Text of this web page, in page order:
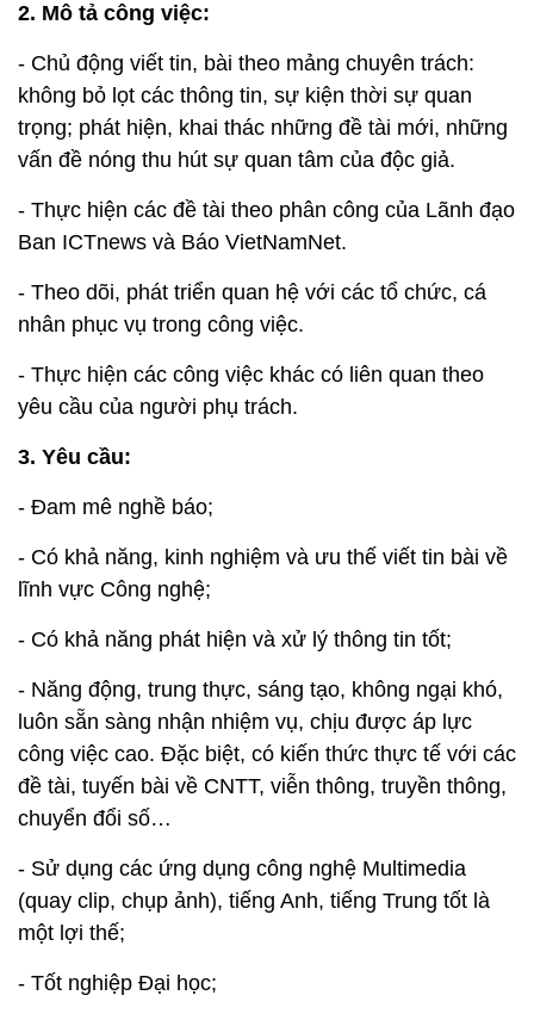
2. Mô tả công việc:
- Chủ động viết tin, bài theo mảng chuyên trách:
không bỏ lọt các thông tin, sự kiện thời sự quan
trọng; phát hiện, khai thác những đề tài mới, những
vấn đề nóng thu hút sự quan tâm của độc giả.
- Thực hiện các đề tài theo phân công của Lãnh đạo
Ban ICTnews và Báo VietNamNet.
- Theo dõi, phát triển quan hệ với các tổ chức, cá
nhân phục vụ trong công việc.
- Thực hiện các công việc khác có liên quan theo
yêu cầu của người phụ trách.
3. Yêu cầu:
- Đam mê nghề báo;
- Có khả năng, kinh nghiệm và ưu thế viết tin bài về
lĩnh vực Công nghệ;
- Có khả năng phát hiện và xử lý thông tin tốt;
- Năng động, trung thực, sáng tạo, không ngại khó,
luôn sẵn sàng nhận nhiệm vụ, chịu được áp lực
công việc cao. Đặc biệt, có kiến thức thực tế với các
đề tài, tuyến bài về CNTT, viễn thông, truyền thông,
chuyển đổi số…
- Sử dụng các ứng dụng công nghệ Multimedia
(quay clip, chụp ảnh), tiếng Anh, tiếng Trung tốt là
một lợi thế;
- Tốt nghiệp Đại học;